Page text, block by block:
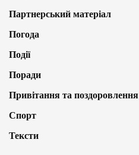
Партнерський матеріал
Погода
Події
Поради
Привітання та поздоровлення
Спорт
Тексти